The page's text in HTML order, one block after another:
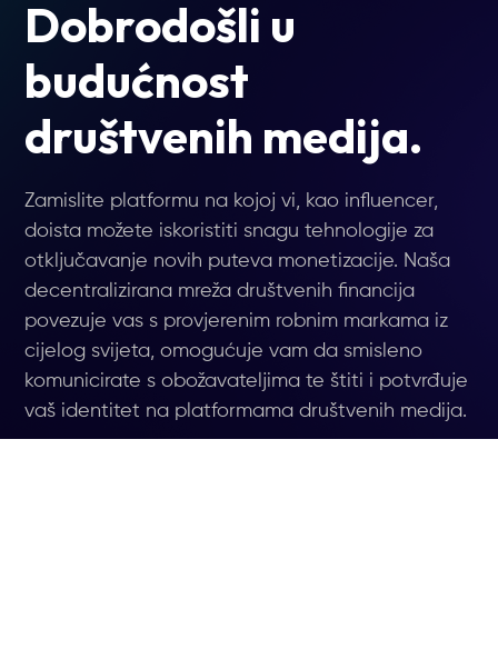
Dobrodošli u
budućnost
društvenih medija.
Zamislite platformu na kojoj vi, kao influencer,
doista možete iskoristiti snagu tehnologije za
otključavanje novih puteva monetizacije. Naša
decentralizirana mreža društvenih financija
povezuje vas s provjerenim robnim markama iz
cijelog svijeta, omogućuje vam da smisleno
komunicirate s obožavateljima te štiti i potvrđuje
vaš identitet na platformama društvenih medija.